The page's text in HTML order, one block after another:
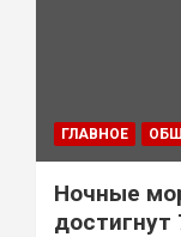
ГЛАВНОЕ
Ночные
достигнут